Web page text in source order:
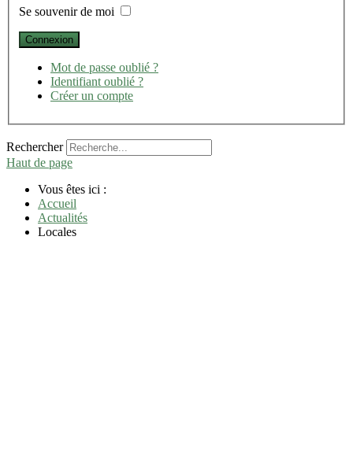
Se souvenir de moi
Mot de passe oublié ?
Identifiant oublié ?
Créer un compte
Rechercher
Haut de page
Vous êtes ici :
Accueil
Actualités
Locales